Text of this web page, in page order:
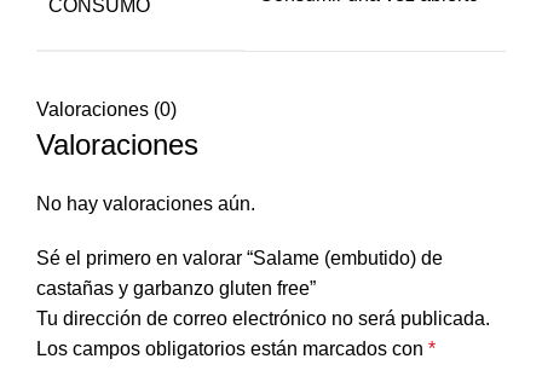
CONSUMO
Valoraciones (0)
Valoraciones
No hay valoraciones aún.
Sé el primero en valorar “Salame (embutido) de
castañas y garbanzo gluten free”
Tu dirección de correo electrónico no será publicada.
Los campos obligatorios están marcados con *